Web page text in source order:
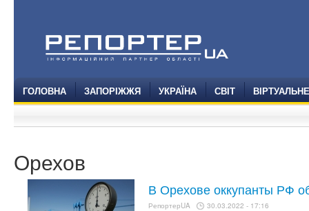
ГОЛОВНА ЗАПОРІЖЖЯ УКРАЇНА СВІТ
Орехов
В Орехове оккупанты РФ
РепортерUA 30.03.2022 - 17:16